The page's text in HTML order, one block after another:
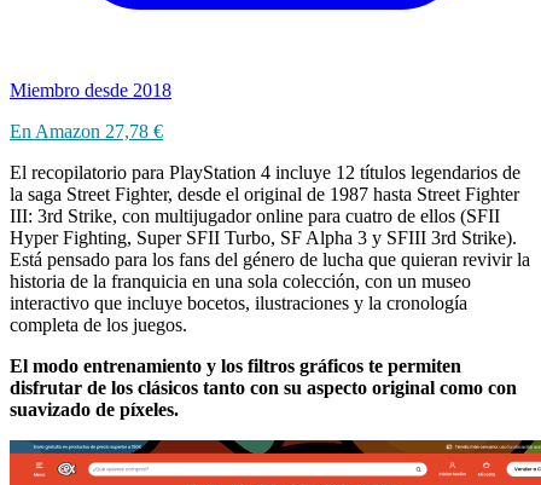
Miembro desde 2018
En Amazon 27,78 €
El recopilatorio para PlayStation 4 incluye 12 títulos legendarios de
la saga Street Fighter, desde el original de 1987 hasta Street Fighter
III: 3rd Strike, con multijugador online para cuatro de ellos (SFII
Hyper Fighting, Super SFII Turbo, SF Alpha 3 y SFIII 3rd Strike).
Está pensado para los fans del género de lucha que quieran revivir la
historia de la franquicia en una sola colección, con un museo
interactivo que incluye bocetos, ilustraciones y la cronología
completa de los juegos.
El modo entrenamiento y los filtros gráficos te permiten
disfrutar de los clásicos tanto con su aspecto original como con
suavizado de píxeles.